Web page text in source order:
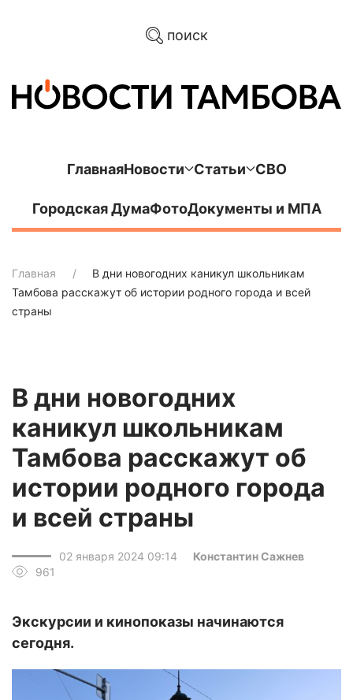
поиск
ГлавнаяНовости Статьи СВО
Городская ДумаФотоДокументы и МПА
Главная
В дни новогодних каникул школьникам
Тамбова расскажут об истории родного города и всей
страны
В дни новогодних
каникул школьникам
Тамбова расскажут об
истории родного города
и всей страны
02 января 2024 09:14
Константин Сажнев
961
Экскурсии и кинопоказы начинаются
сегодня.